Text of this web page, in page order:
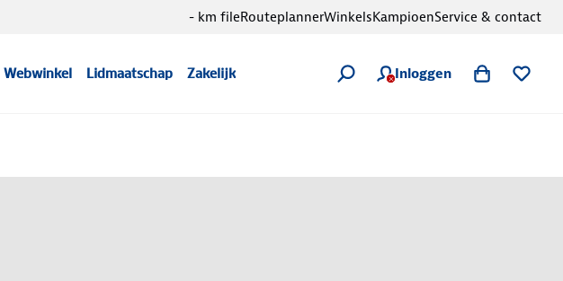
Webwinkel Lidmaatschap Zakelijk Inloggen
- km fileRouteplannerWinkelsKampioenService & contact